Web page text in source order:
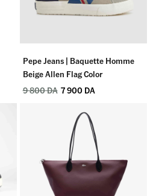
Pepe Jeans | Baquette Homme
Beige Allen Flag Color
9 800DA 7 900DA